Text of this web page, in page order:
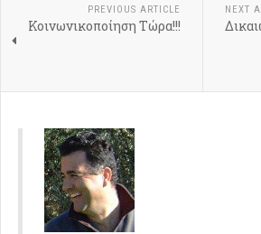
PREVIOUS ARTICLE
Κοινωνικοποίηση Τώρα!!!
NEXT